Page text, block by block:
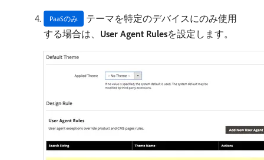
PaaSのみ
テーマを特定のデバイスにのみ使用
する場合は、 User Agent Rules​を設定します。